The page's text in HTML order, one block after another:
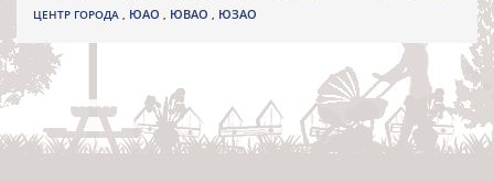
ЦЕНТР ГОРОДА , ЮАО , ЮВАО , ЮЗАО